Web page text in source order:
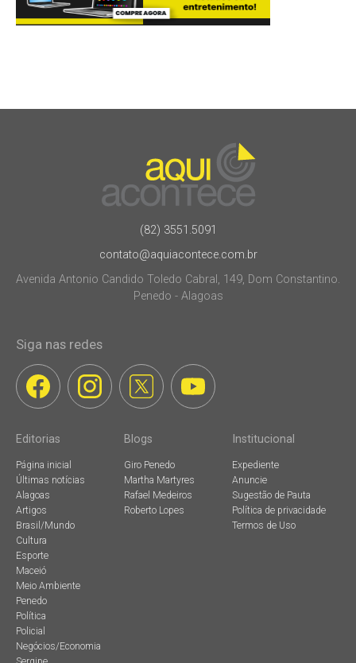
(82) 3551.5091
contato@aquiacontece.com.br
Avenida Antonio Candido Toledo Cabral, 149, Dom Constantino.
Penedo - Alagoas
Siga nas redes
Editorias
Página inicial
Últimas notícias
Alagoas
Artigos
Brasil/Mundo
Cultura
Esporte
Maceió
Meio Ambiente
Penedo
Política
Policial
Negócios/Economia
Blogs
Giro Penedo
Martha Martyres
Rafael Medeiros
Roberto Lopes
Institucional
Expediente
Anuncie
Sugestão de Pauta
Política de privacidade
Termos de Uso